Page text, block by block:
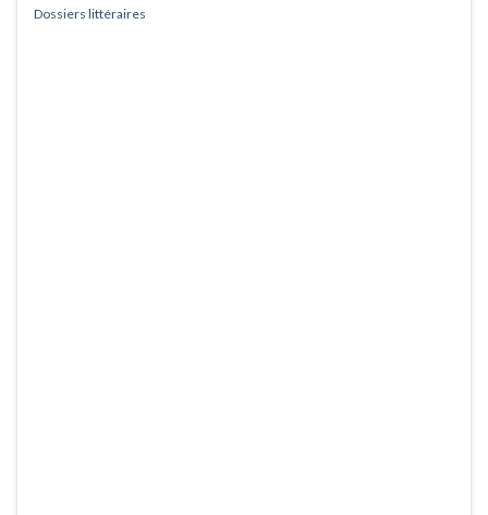
Dossiers littéraires